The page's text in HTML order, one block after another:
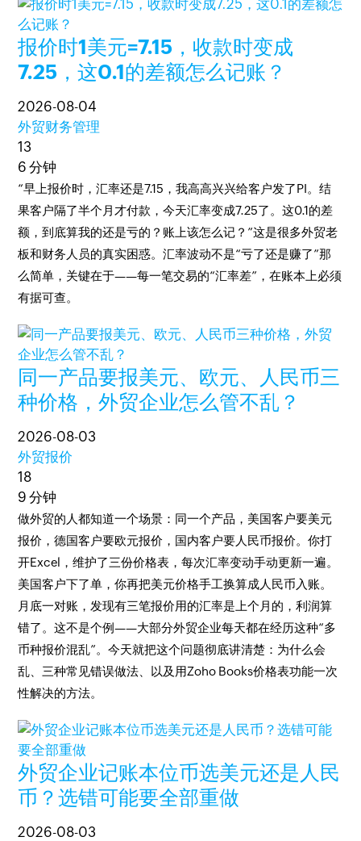
报价时1美元=7.15，收款时变成
7.25，这0.1的差额怎么记账？
2026-08-04
外贸财务管理
13
6 分钟
“早上报价时，汇率还是7.15，我高高兴兴给客户发了PI。结
果客户隔了半个月才付款，今天汇率变成7.25了。这0.1的差
额，到底算我的还是亏的？账上该怎么记？”这是很多外贸老
板和财务人员的真实困惑。汇率波动不是“亏了还是赚了”那
么简单，关键在于——每一笔交易的“汇率差”，在账本上必须
有据可查。
同一产品要报美元、欧元、人民币三
种价格，外贸企业怎么管不乱？
2026-08-03
外贸报价
18
9 分钟
做外贸的人都知道一个场景：同一个产品，美国客户要美元
报价，德国客户要欧元报价，国内客户要人民币报价。你打
开Excel，维护了三份价格表，每次汇率变动手动更新一遍。
美国客户下了单，你再把美元价格手工换算成人民币入账。
月底一对账，发现有三笔报价用的汇率是上个月的，利润算
错了。这不是个例——大部分外贸企业每天都在经历这种“多
币种报价混乱”。今天就把这个问题彻底讲清楚：为什么会
乱、三种常见错误做法、以及用Zoho Books价格表功能一次
性解决的方法。
外贸企业记账本位币选美元还是人民
币？选错可能要全部重做
2026-08-03